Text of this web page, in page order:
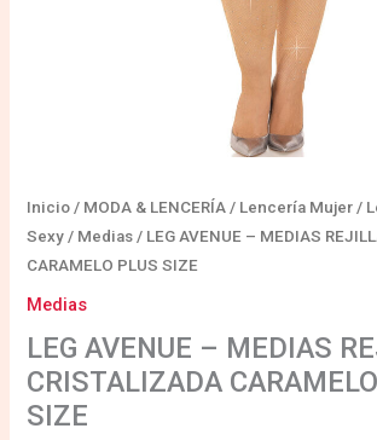
Inicio / MODA & LENCERÍA / Lencería Mujer /
Sexy / Medias / LEG AVENUE – MEDIAS
CARAMELO PLUS SIZE
Medias
LEG AVENUE – MEDIAS
CRISTALIZADA
SIZE